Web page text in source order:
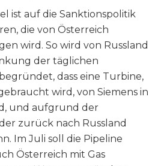
ist auf die Sanktionspolitik
die von Österreich
wird. So wird von Russland
der täglichen
dass eine Turbine,
wird, von Siemens in
und aufgrund der
zurück nach Russland
Im Juli soll die Pipeline
Österreich mit Gas